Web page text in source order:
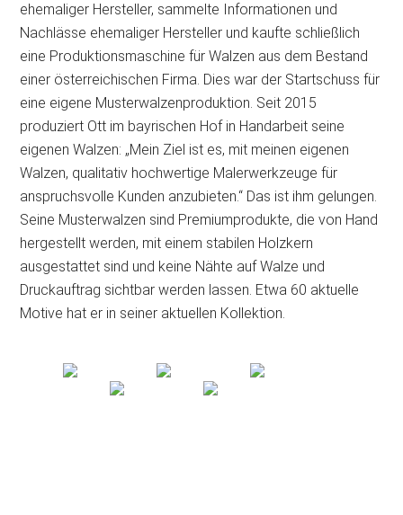
ehemaliger Hersteller, sammelte Informationen und
Nachlässe ehemaliger Hersteller und kaufte schließlich
eine Produktionsmaschine für Walzen aus dem Bestand
einer österreichischen Firma. Dies war der Startschuss für
eine eigene Musterwalzenproduktion. Seit 2015
produziert Ott im bayrischen Hof in Handarbeit seine
eigenen Walzen: „Mein Ziel ist es, mit meinen eigenen
Walzen, qualitativ hochwertige Malerwerkzeuge für
anspruchsvolle Kunden anzubieten.“ Das ist ihm gelungen.
Seine Musterwalzen sind Premiumprodukte, die von Hand
hergestellt werden, mit einem stabilen Holzkern
ausgestattet sind und keine Nähte auf Walze und
Druckauftrag sichtbar werden lassen. Etwa 60 aktuelle
Motive hat er in seiner aktuellen Kollektion.